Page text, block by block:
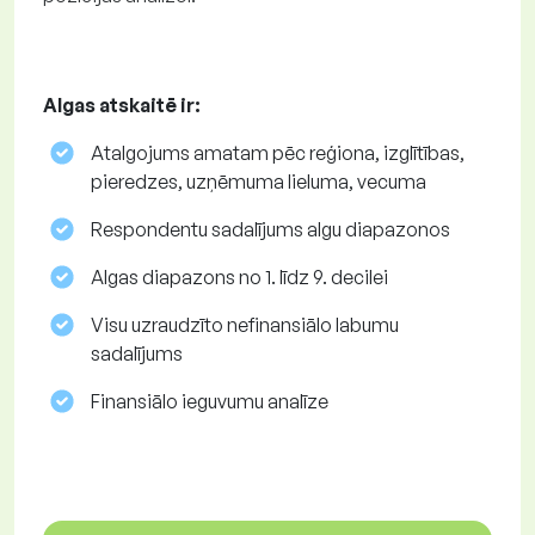
Algas atskaitē ir:
Atalgojums amatam pēc reģiona, izglītības,
pieredzes, uzņēmuma lieluma, vecuma
Respondentu sadalījums algu diapazonos
Algas diapazons no 1. līdz 9. decilei
Visu uzraudzīto nefinansiālo labumu
sadalījums
Finansiālo ieguvumu analīze